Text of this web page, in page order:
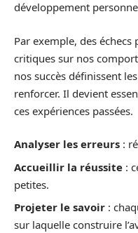
développement
Par exemple, des
critiques sur nos
nos succès définissent
renforcer. Il devient
ces expériences passées.
Analyser les erreurs :
Accueillir la réussite :
petites.
Projeter le savoir :
sur laquelle construire